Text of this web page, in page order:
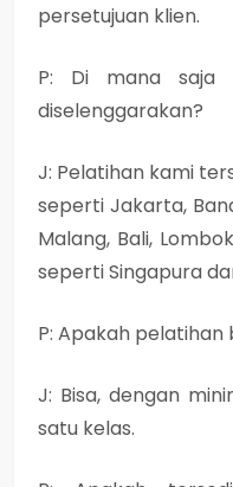
persetujuan klien.
P: Di mana saja
diselenggarakan?
J: Pelatihan kami
seperti Jakarta,
Malang, Bali,
seperti Singapura
P: Apakah pelatihan
J: Bisa, dengan
satu kelas.